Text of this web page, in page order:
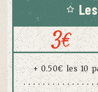
3€
+ 0.50€ les 10